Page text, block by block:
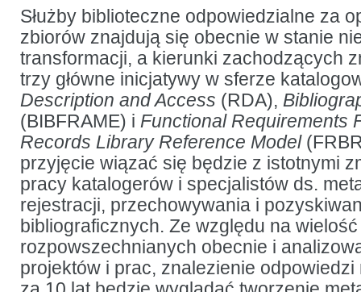
BIBFRAME
i FRBR-
LRM
Służby biblioteczne odpowiedzialne za
zbiorów znajdują się obecnie w stanie
transformacji, a kierunki zachodzących
trzy główne inicjatywy w sferze
Description and Access (RDA),
(BIBFRAME) i Functional Requirements
Records Library Reference Model
przyjęcie wiązać się będzie z istotnymi
pracy katalogerów i specjalistów ds.
rejestracji, przechowywania i
bibliograficznych. Ze względu na wielość
rozpowszechnianych obecnie i
projektów i prac, znalezienie odpowiedzi